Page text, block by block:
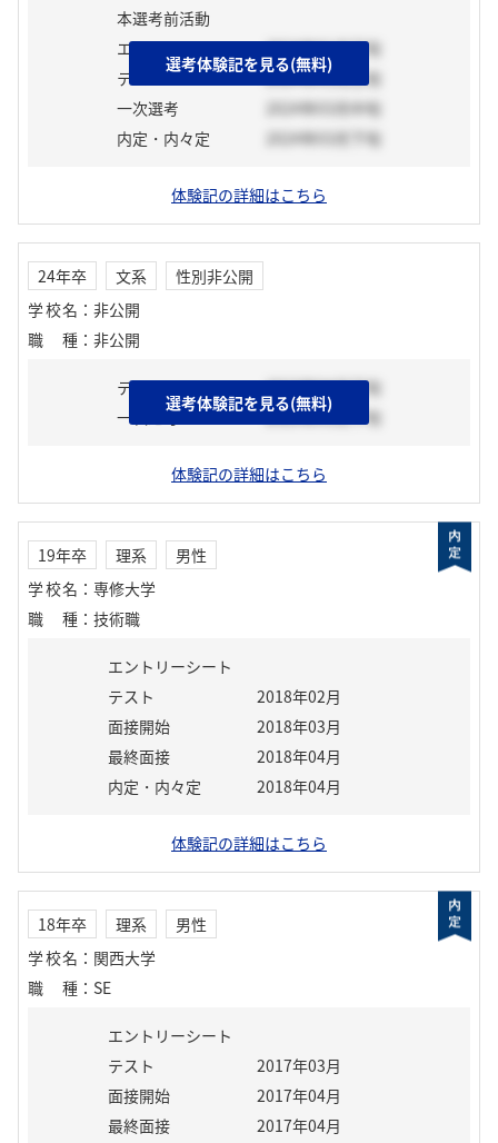
本選考前活動
エントリーシート
2024年01月下旬
テスト
2024年01月上旬
一次選考
2024年03月中旬
内定・内々定
2024年03月下旬
体験記の詳細はこちら
選考体験記を見る(無料)
24年卒 文系
性別非公開
学校名 ： 非公開
職種 ： 非公開
テスト
2023年04月下旬
一次選考
2023年05月下旬
体験記の詳細はこちら
選考体験記を見る(無料)
19年卒 理系
男性
学校名 ： 専修大学
職種 ： 技術職
エントリーシート
テスト
2018年02月
面接開始
2018年03月
最終面接
2018年04月
内定・内々定
2018年04月
体験記の詳細はこちら
18年卒 理系
男性
学校名 ： 関西大学
職種 ： SE
エントリーシート
テスト
2017年03月
面接開始
2017年04月
最終面接
2017年04月